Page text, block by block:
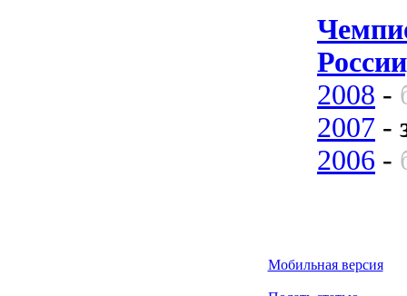
2008 -
2007 -
2006 -
Мобильная версия